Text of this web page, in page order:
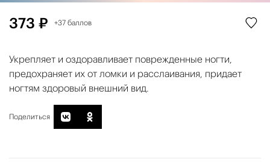
Укрепляет и оздоравливает поврежденные ногти,
предохраняет их от ломки и расслаивания, придает
ногтям здоровый внешний вид.
+37 баллов
373 ₽
Поделиться